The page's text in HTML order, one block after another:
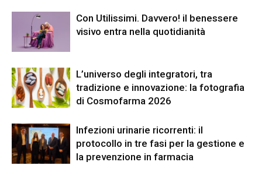
Con Utilissimi. Davvero! il benessere
visivo entra nella quotidianità
L’universo degli integratori, tra
tradizione e innovazione: la fotografia
di Cosmofarma 2026
Infezioni urinarie ricorrenti: il
protocollo in tre fasi per la gestione e
la prevenzione in farmacia